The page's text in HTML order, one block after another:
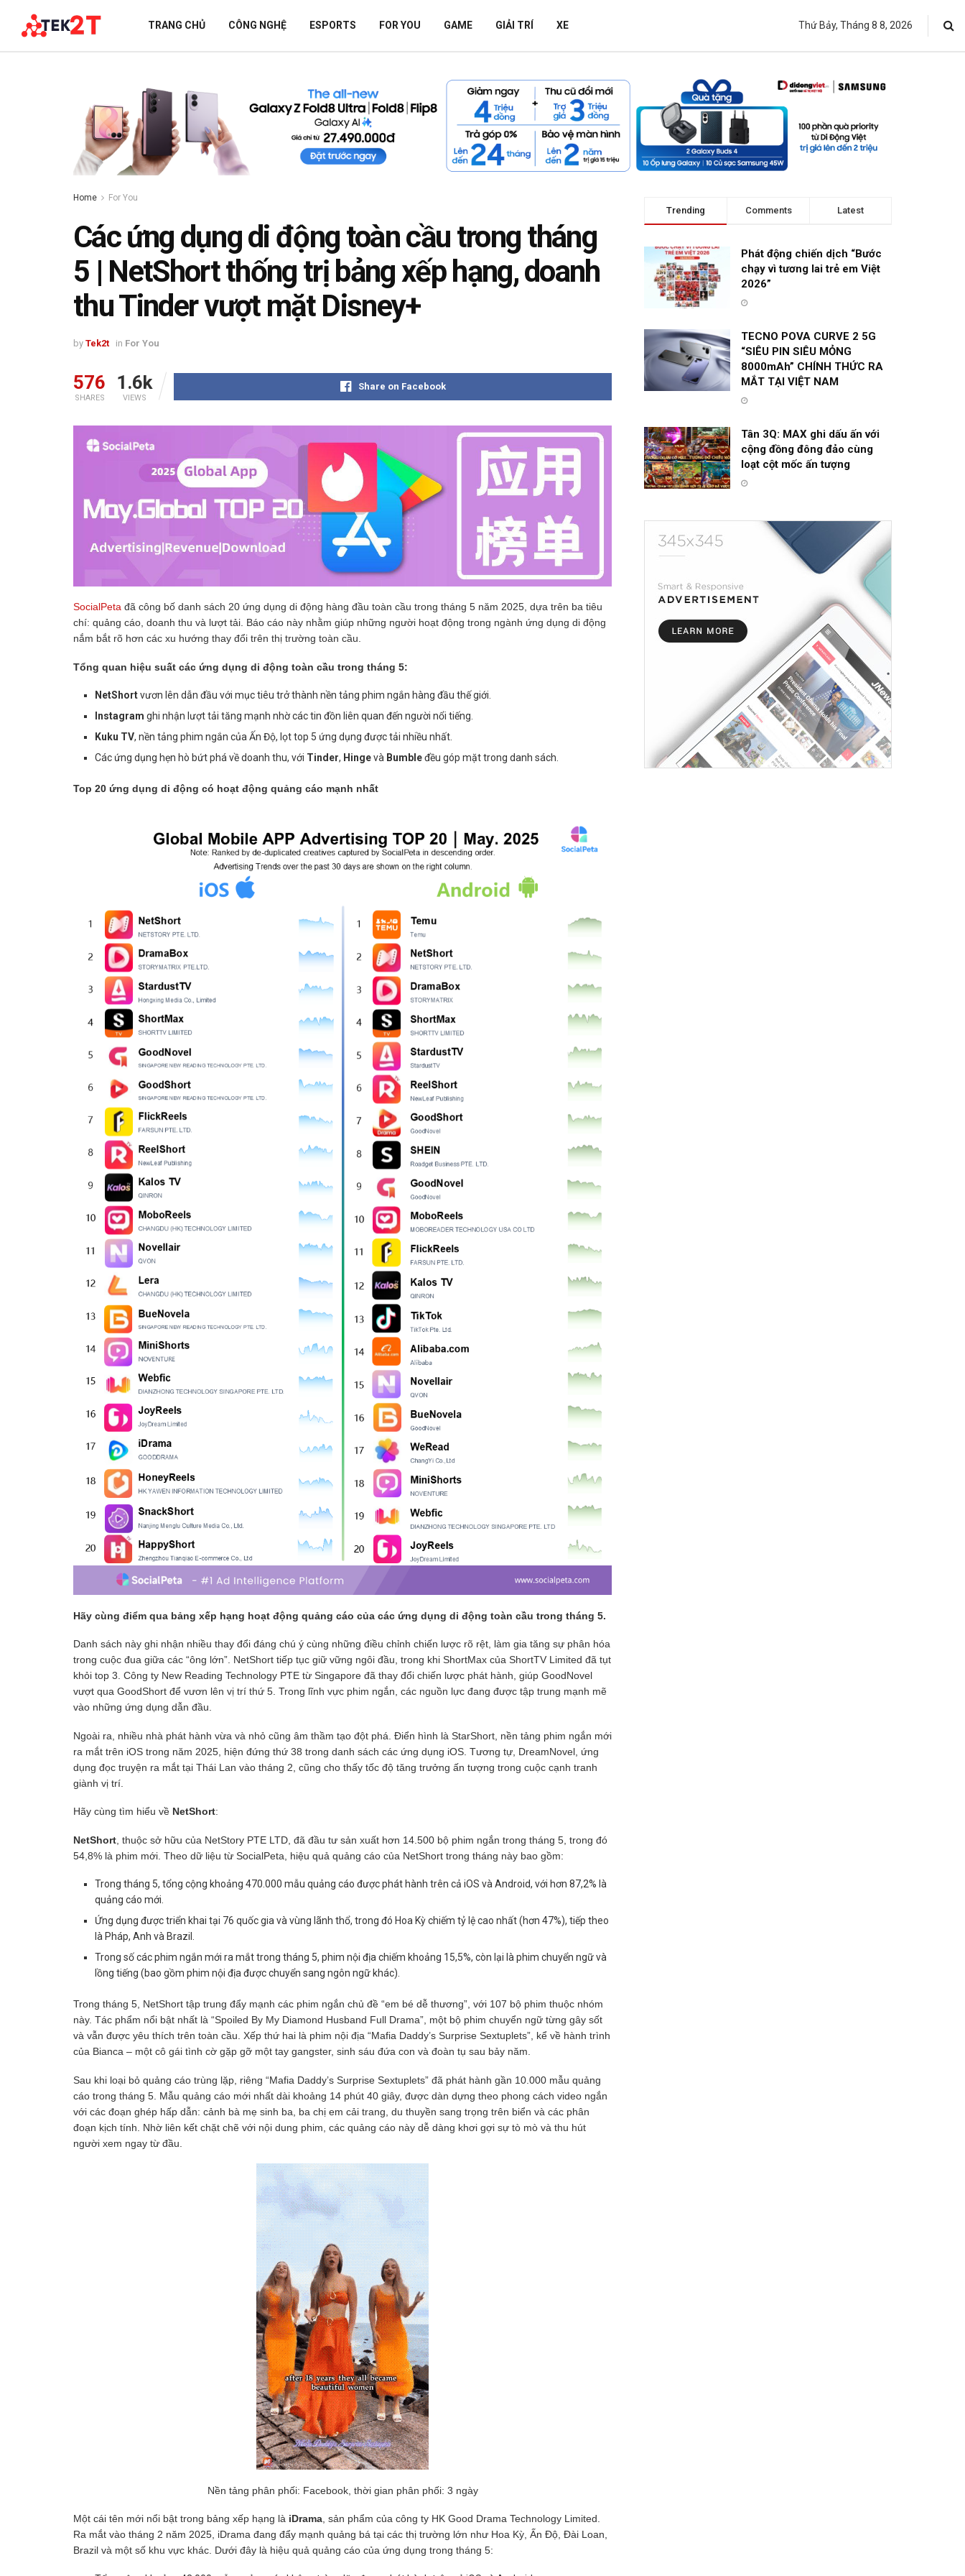
TRANG CHỦ CÔNG NGHỆ ESPORTS FOR YOU GAME GIẢI TRÍ XE Thứ Bảy, Tháng 8 8, 2026
Home For You
Các ứng dụng di động toàn cầu trong tháng
5 | NetShort thống trị bảng xếp hạng, doanh
thu Tinder vượt mặt Disney+
by Tek2t in For You
576
SHARES
1.6k
VIEWS
Share on Facebook
SocialPeta đã công bố danh sách 20 ứng dụng di động hàng đầu toàn cầu trong tháng 5 năm 2025, dựa trên ba tiêu
chí: quảng cáo, doanh thu và lượt tải. Báo cáo này nhằm giúp những người hoạt động trong ngành ứng dụng di động
nắm bắt rõ hơn các xu hướng thay đổi trên thị trường toàn cầu.
Tổng quan hiệu suất các ứng dụng di động toàn cầu trong tháng 5:
NetShortvươn lên dẫn đầu với mục tiêu trở thành nền tảng phim ngắn hàng đầu thế giới.
Instagram ghi nhận lượt tải tăng mạnh nhờ các tin đồn liên quan đến người nổi tiếng.
Kuku TV, nền tảng phim ngắn của Ấn Độ, lọt top 5 ứng dụng được tải nhiều nhất.
Các ứng dụng hẹn hò bứt phá về doanh thu, với Tinder, Hingevà Bumbleđều góp mặt trong danh sách.
Top 20 ứng dụng di động có hoạt động quảng cáo mạnh nhất
Hãy cùng điểm qua bảng xếp hạng hoạt động quảng cáo của các ứng dụng di động toàn cầu trong tháng 5.
Danh sách này ghi nhận nhiều thay đổi đáng chú ý cùng những điều chỉnh chiến lược rõ rệt, làm gia tăng sự phân hóa
trong cuộc đua giữa các “ông lớn”. NetShort tiếp tục giữ vững ngôi đầu, trong khi ShortMax của ShortTV Limited đã tụt
khỏi top 3. Công ty New Reading Technology PTE từ Singapore đã thay đổi chiến lược phát hành, giúp GoodNovel
vượt qua GoodShort để vươn lên vị trí thứ 5. Trong lĩnh vực phim ngắn, các nguồn lực đang được tập trung mạnh mẽ
vào những ứng dụng dẫn đầu.
Ngoài ra, nhiều nhà phát hành vừa và nhỏ cũng âm thầm tạo đột phá. Điển hình là StarShort, nền tảng phim ngắn mới
ra mắt trên iOS trong năm 2025, hiện đứng thứ 38 trong danh sách các ứng dụng iOS. Tương tự, DreamNovel, ứng
dụng đọc truyện ra mắt tại Thái Lan vào tháng 2, cũng cho thấy tốc độ tăng trưởng ấn tượng trong cuộc cạnh tranh
giành vị trí.
Hãy cùng tìm hiểu về NetShort:
NetShort , thuộc sở hữu của NetStory PTE LTD, đã đầu tư sản xuất hơn 14.500 bộ phim ngắn trong tháng 5, trong đó
54,8% là phim mới. Theo dữ liệu từ SocialPeta, hiệu quả quảng cáo của NetShort trong tháng này bao gồm:
Trong tháng 5, tổng cộng khoảng 470.000 mẫu quảng cáo được phát hành trên cả iOS và Android, với hơn 87,2% là
quảng cáo mới.
Ứng dụng được triển khai tại 76 quốc gia và vùng lãnh thổ, trong đó Hoa Kỳ chiếm tỷ lệ cao nhất (hơn 47%), tiếp theo
là Pháp, Anh và Brazil.
Trong số các phim ngắn mới ra mắt trong tháng 5, phim nội địa chiếm khoảng 15,5%, còn lại là phim chuyển ngữ và
lồng tiếng (bao gồm phim nội địa được chuyển sang ngôn ngữ khác).
Trong tháng 5, NetShort tập trung đẩy mạnh các phim ngắn chủ đề “em bé dễ thương”, với 107 bộ phim thuộc nhóm
này. Tác phẩm nổi bật nhất là “Spoiled By My Diamond Husband Full Drama”, một bộ phim chuyển ngữ từng gây sốt
và vẫn được yêu thích trên toàn cầu. Xếp thứ hai là phim nội địa “Mafia Daddy’s Surprise Sextuplets”, kể về hành trình
của Bianca – một cô gái tình cờ gặp gỡ một tay gangster, sinh sáu đứa con và đoàn tụ sau bảy năm.
Sau khi loại bỏ quảng cáo trùng lặp, riêng “Mafia Daddy’s Surprise Sextuplets” đã phát hành gần 10.000 mẫu quảng
cáo trong tháng 5. Mẫu quảng cáo mới nhất dài khoảng 14 phút 40 giây, được dàn dựng theo phong cách video ngắn
với các đoạn ghép hấp dẫn: cảnh bà mẹ sinh ba, ba chị em cải trang, du thuyền sang trọng trên biển và các phân
đoạn kịch tính. Nhờ liên kết chặt chẽ với nội dung phim, các quảng cáo này dễ dàng khơi gợi sự tò mò và thu hút
người xem ngay từ đầu.
Nền tảng phân phối: Facebook, thời gian phân phối: 3 ngày
Một cái tên mới nổi bật trong bảng xếp hạng là iDrama, sản phẩm của công ty HK Good Drama Technology Limited.
Ra mắt vào tháng 2 năm 2025, iDrama đang đẩy mạnh quảng bá tại các thị trường lớn như Hoa Kỳ, Ấn Độ, Đài Loan,
Brazil và một số khu vực khác. Dưới đây là hiệu quả quảng cáo của ứng dụng trong tháng 5:
Trending Comments Latest
Phát động chiến dịch “Bước
chạy vì tương lai trẻ em Việt
2026”
TECNO POVA CURVE 2 5G
“SIÊU PIN SIÊU MỎNG
8000mAh” CHÍNH THỨC RA
MẮT TẠI VIỆT NAM
Tân 3Q: MAX ghi dấu ấn với
cộng đồng đông đảo cùng
loạt cột mốc ấn tượng